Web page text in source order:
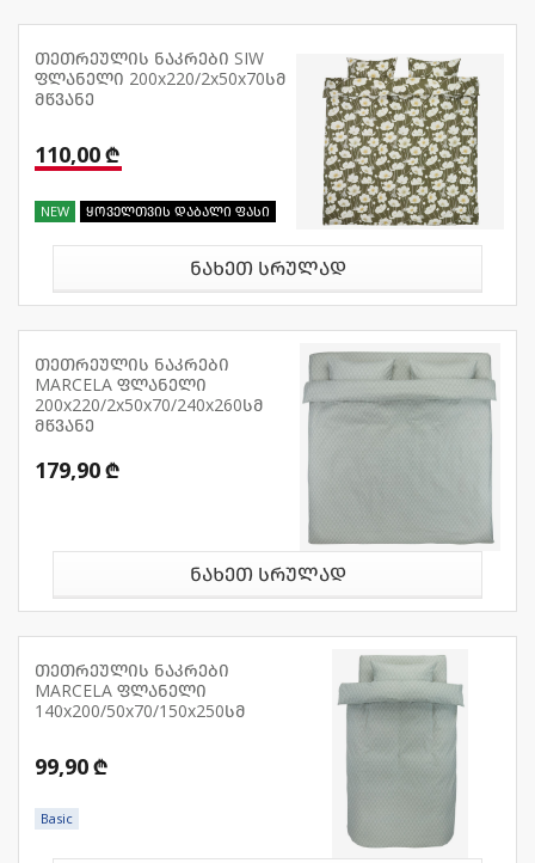
თეთრეულის ნაკრები SIW
ფლანელი 200x220/2x50x70სმ
მწვანე
110,00 ₾
NEW ყოველთვის დაბალი ფასი
ნახეთ სრულად
თეთრეულის ნაკრები
MARCELA ფლანელი
200x220/2x50x70/240x260სმ
მწვანე
179,90 ₾
ნახეთ სრულად
თეთრეულის ნაკრები
MARCELA ფლანელი
140x200/50x70/150x250სმ
99,90 ₾
Basic